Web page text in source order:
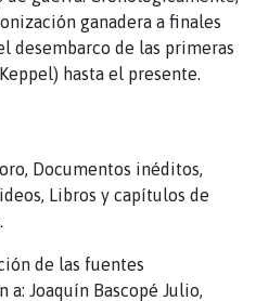
ganadera a finales
desembarco de las primeras
hasta el presente.
Documentos inéditos,
Libros y capítulos de
de las fuentes
Joaquín Bascopé Julio,